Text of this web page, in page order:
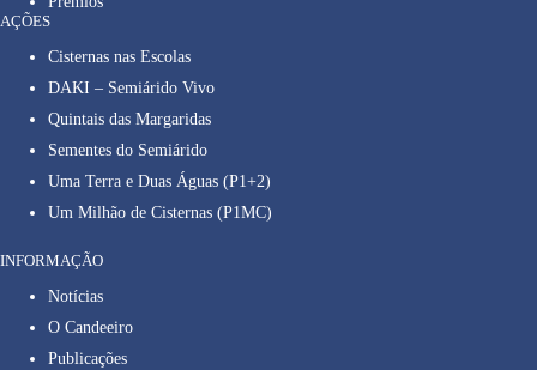
AÇÕES
Cisternas nas Escolas
DAKI – Semiárido Vivo
Quintais das Margaridas
Sementes do Semiárido
Uma Terra e Duas Águas (P1+2)
Um Milhão de Cisternas (P1MC)
INFORMAÇÃO
Notícias
O Candeeiro
Publicações